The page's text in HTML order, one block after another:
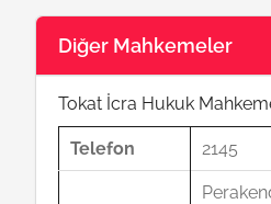
Diğer Mahkemeler
Tokat İcra Hukuk
Telefon 2145